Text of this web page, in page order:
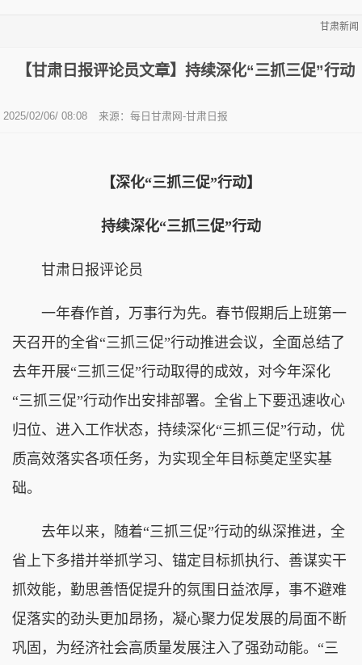
甘肃新闻
【甘肃日报评论员文章】持续深化“三抓三促”行动
2025/02/06/ 08:08 来源：每日甘肃网-甘肃日报
【深化“三抓三促”行动】
持续深化“三抓三促”行动
甘肃日报评论员
一年春作首，万事行为先。春节假期后上班第一
天召开的全省“三抓三促”行动推进会议，全面总结了
去年开展“三抓三促”行动取得的成效，对今年深化
“三抓三促”行动作出安排部署。全省上下要迅速收心
归位、进入工作状态，持续深化“三抓三促”行动，优
质高效落实各项任务，为实现全年目标奠定坚实基
础。
去年以来，随着“三抓三促”行动的纵深推进，全
省上下多措并举抓学习、锚定目标抓执行、善谋实干
抓效能，勤思善悟促提升的氛围日益浓厚，事不避难
促落实的劲头更加昂扬，凝心聚力促发展的局面不断
巩固，为经济社会高质量发展注入了强劲动能。“三